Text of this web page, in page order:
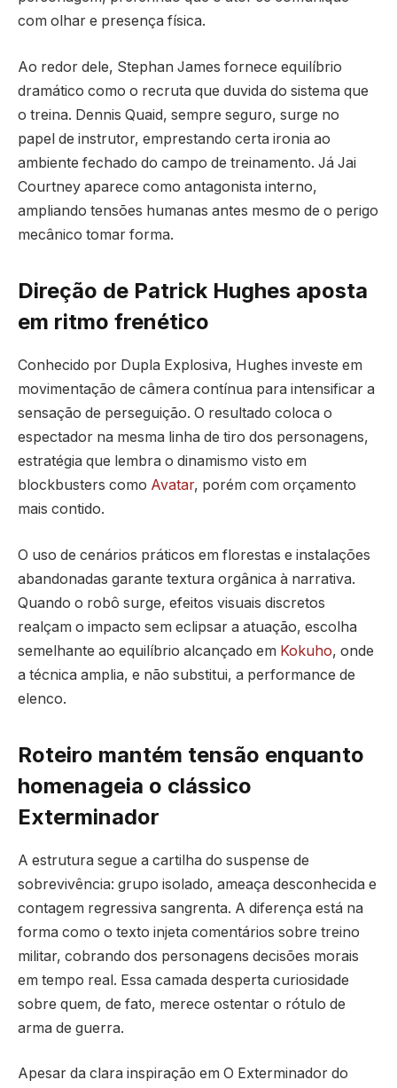
com olhar e presença física.
Ao redor dele, Stephan James fornece equilíbrio
dramático como o recruta que duvida do sistema que
o treina. Dennis Quaid, sempre seguro, surge no
papel de instrutor, emprestando certa ironia ao
ambiente fechado do campo de treinamento. Já Jai
Courtney aparece como antagonista interno,
ampliando tensões humanas antes mesmo de o perigo
mecânico tomar forma.
Direção de Patrick Hughes aposta
em ritmo frenético
Conhecido por Dupla Explosiva, Hughes investe em
movimentação de câmera contínua para intensificar a
sensação de perseguição. O resultado coloca o
espectador na mesma linha de tiro dos personagens,
estratégia que lembra o dinamismo visto em
blockbusters como Avatar, porém com orçamento
mais contido.
O uso de cenários práticos em florestas e instalações
abandonadas garante textura orgânica à narrativa.
Quando o robô surge, efeitos visuais discretos
realçam o impacto sem eclipsar a atuação, escolha
semelhante ao equilíbrio alcançado em Kokuho, onde
a técnica amplia, e não substitui, a performance de
elenco.
Roteiro mantém tensão enquanto
homenageia o clássico
Exterminador
A estrutura segue a cartilha do suspense de
sobrevivência: grupo isolado, ameaça desconhecida e
contagem regressiva sangrenta. A diferença está na
forma como o texto injeta comentários sobre treino
militar, cobrando dos personagens decisões morais
em tempo real. Essa camada desperta curiosidade
sobre quem, de fato, merece ostentar o rótulo de
arma de guerra.
Apesar da clara inspiração em O Exterminador do